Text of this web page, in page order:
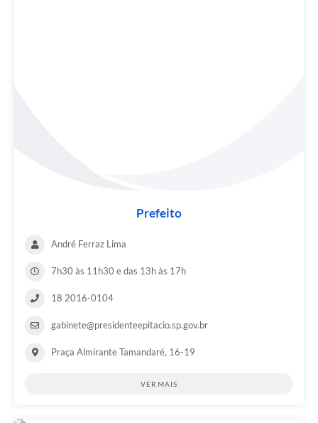
Prefeito
André Ferraz Lima
7h30 às 11h30 e das 13h às 17h
18 2016-0104
gabinete@presidenteepitacio.sp.gov.br
Praça Almirante Tamandaré, 16-19
VER MAIS